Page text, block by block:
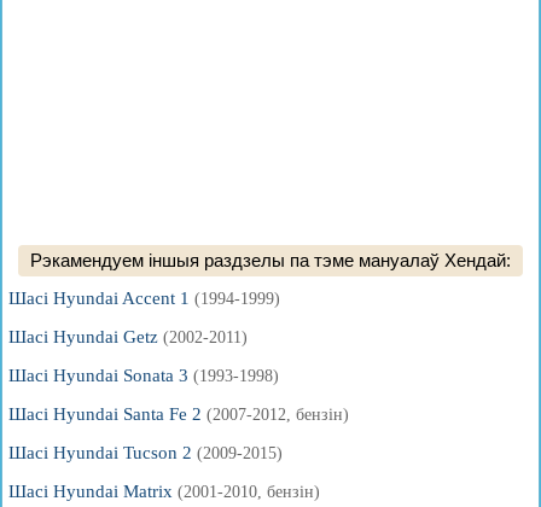
Рэкамендуем іншыя раздзелы па тэме мануалаў Хендай:
Шасі Hyundai Accent 1 (1994-1999)
Шасі Hyundai Getz (2002-2011)
Шасі Hyundai Sonata 3 (1993-1998)
Шасі Hyundai Santa Fe 2 (2007-2012, бензін)
Шасі Hyundai Tucson 2 (2009-2015)
Шасі Hyundai Matrix (2001-2010, бензін)